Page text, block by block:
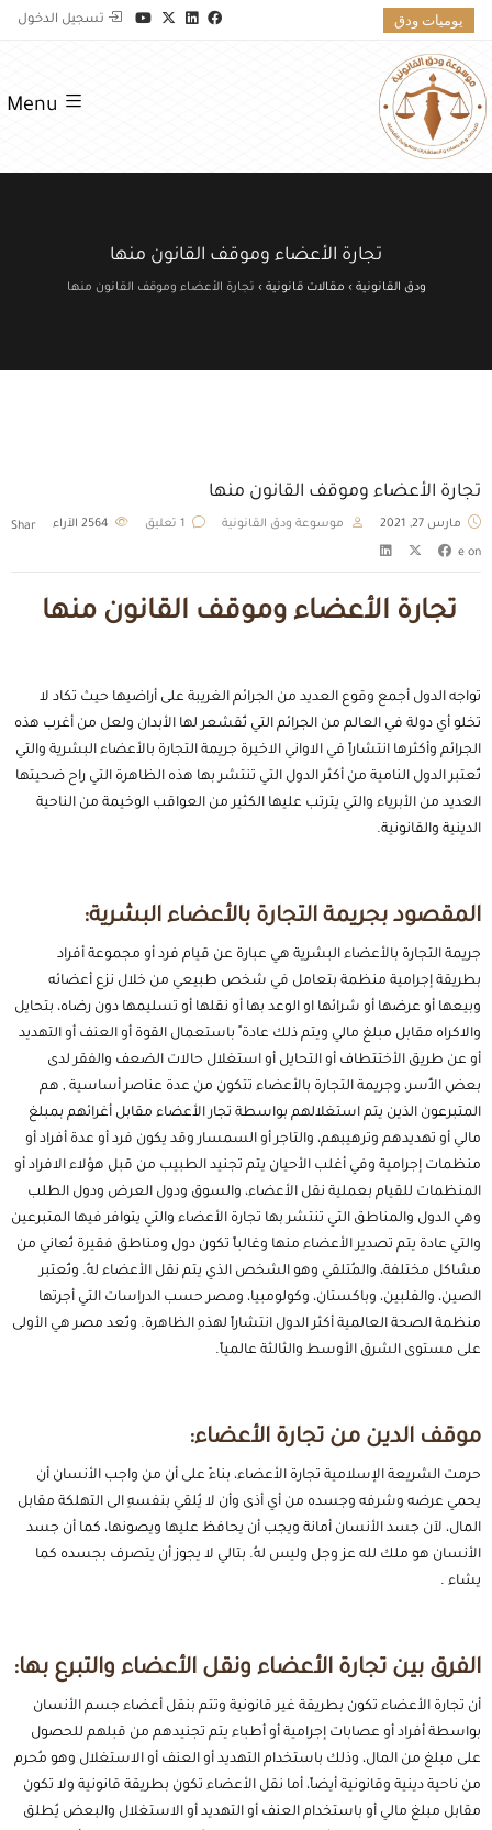
يوميات ودق تسجيل الدخول
Menu
تجارة الأعضاء وموقف القانون منها
ودق القانونية › مقالات قانونية › تجارة الأعضاء وموقف القانون منها
تجارة الأعضاء وموقف القانون منها
مارس 27, 2021 موسوعة ودق القانونية 1 تعليق الآراء
Shar
e on
تجارة الأعضاء وموقف القانون منها
تواجه الدول أجمع وقوع العديد من الجرائم الغريبة على أراضيها حيث تكاد لا
تخلو أي دولة في العالم من الجرائم التي تُقشعر لها الأبدان ولعل من أغرب هذه
الجرائم وأكثرها انتشاراً في الاواني الاخيرة جريمة التجارة بالأعضاء البشرية والتي
تُعتبر الدول النامية من أكثر الدول التي تنتشر بها هذه الظاهرة التي راح ضحيتها
العديد من الأبرياء والتي يترتب عليها الكثير من العواقب الوخيمة من الناحية
الدينية والقانونية.
المقصود بجريمة التجارة بالأعضاء البشرية:
جريمة التجارة بالأعضاء البشرية هي عبارة عن قيام فرد أو مجموعة أفراد
بطريقة إجرامية منظمة بتعامل في شخص طبيعي من خلال نزع أعضائه
وبيعها أو عرضها أو شرائها او الوعد بها أو نقلها أو تسليمها دون رضاه، بتحايل
والاكراه مقابل مبلغ مالي ويتم ذلك عادة ً باستعمال القوة أو العنف أو التهديد
أو عن طريق الأختتطاف أو التحايل أو استغلال حالات الضعف والفقر لدى
بعض الأُسر، وجريمة التجارة بالأعضاء تتكون من عدة عناصر أساسية , هم
المتبرعون الذين يتم استغلالهم بواسطة تجار الأعضاء مقابل أغرائهم بمبلغ
مالي أو تهديدهم وترهيبهم، والتاجر أو السمسار وقد يكون فرد أو عدة أفراد أو
منظمات إجرامية وفي أغلب الأحيان يتم تجنيد الطبيب من قبل هؤلاء الافراد أو
المنظمات للقيام بعملية نقل الأعضاء، والسوق ودول العرض ودول الطلب
وهي الدول والمناطق التي تنتشر بها تجارة الأعضاء والتي يتوافر فيها المتبرعين
والتي عادة يتم تصدير الأعضاء منها وغالباً تكون دول ومناطق فقيرة تُعاني من
مشاكل مختلفة، والمُتلقي وهو الشخص الذي يتم نقل الأعضاء لهُ. وتُعتبر
الصين، والفلبين، وباكستان، وكولومبيا، ومصر حسب الدراسات التي أجرتها
منظمة الصحة العالمية أكثر الدول انتشاراً لهذهِ الظاهرة. وتُعد مصر هي الأولى
على مستوى الشرق الأوسط والثالثة عالمياً.
موقف الدين من تجارة الأعضاء:
حرمت الشريعة الإسلامية تجارة الأعضاء، بناءً على أن من واجب الأنسان أن
يحمي عرضه وشرفه وجسده من أي أذى وأن لا يُلقي بنفسهِ الى التهلكة مقابل
المال، لآن جسد الأنسان أمانة ويجب أن يحافظ عليها ويصونها، كما أن جسد
الأنسان هو ملك لله عز وجل وليس لهُ. بتالي لا يجوز أن يتصرف بجسده كما
يشاء .
الفرق بين تجارة الأعضاء ونقل الأعضاء والتبرع بها:
أن تجارة الأعضاء تكون بطريقة غير قانونية وتتم بنقل أعضاء جسم الأنسان
بواسطة أفراد أو عصابات إجرامية أو أطباء يتم تجنيدهم من قبلهم للحصول
على مبلغ من المال، وذلك باستخدام التهديد أو العنف أو الاستغلال وهو مُحرم
من ناحية دينية وقانونية أيضاً، أما نقل الأعضاء تكون بطريقة قانونية ولا تكون
مقابل مبلغ مالي أو باستخدام العنف أو التهديد أو الاستغلال والبعض يُطلق